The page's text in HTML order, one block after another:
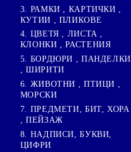
3. РАМКИ , КАРТИЧКИ ,
КУТИИ , ПЛИКОВЕ
4. ЦВЕТЯ , ЛИСТА ,
КЛОНКИ , РАСТЕНИЯ
5. БОРДЮРИ , ПАНДЕЛКИ
, ШИРИТИ
6. ЖИВОТНИ , ПТИЦИ ,
МОРСКИ
7. ПРЕДМЕТИ, БИТ, ХОРА
, ПЕЙЗАЖ
8. НАДПИСИ, БУКВИ,
ЦИФРИ